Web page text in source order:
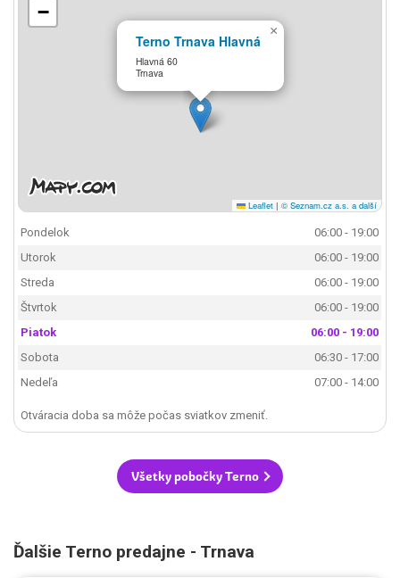
Terno Trnava Hlavná
Hlavná 60
Trnava
×
−
Leaflet | © Seznam.cz a.s. a další
Pondelok
06:00 - 19:00
Utorok
06:00 - 19:00
Streda
06:00 - 19:00
Štvrtok
06:00 - 19:00
Piatok
06:00 - 19:00
Sobota
06:30 - 17:00
Nedeľa
07:00 - 14:00
Otváracia doba sa môže počas sviatkov zmeniť.
Všetky pobočky Terno
Ďalšie Terno predajne - Trnava